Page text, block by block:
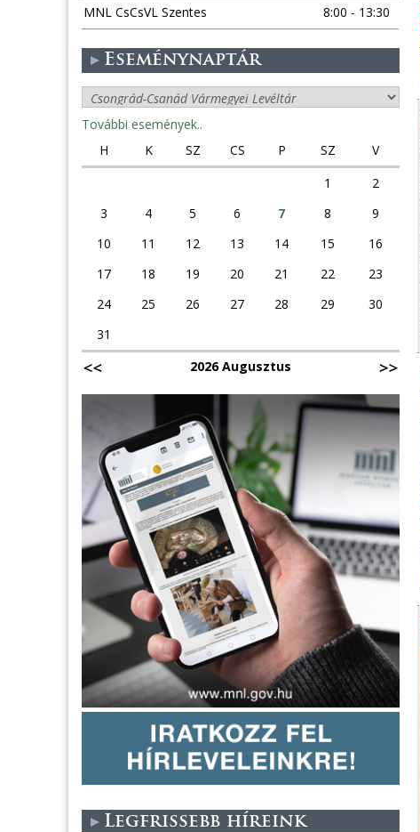
MNL CsCsVL Szentes
8:00 - 13:30
Eseménynaptár
További események..
H
K SZ CS P SZ
V
1
2
3
4 5 6 7 8
9
10
11 12 13 14 15
16
17
18 19 20 21 22
23
24
25 26 27 28 29
30
31
2026 Augusztus
Legfrissebb híreink